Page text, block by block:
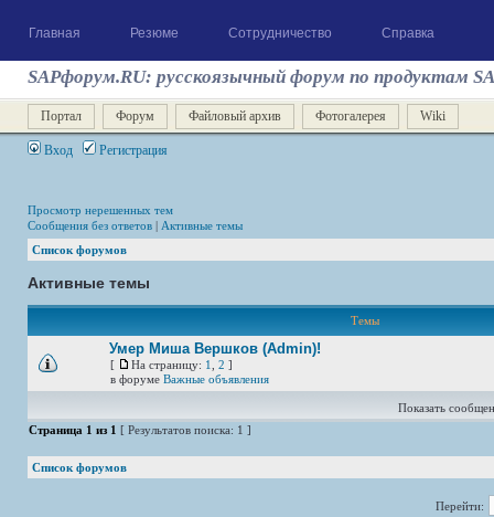
Главная Резюме Сотрудничество Справка
SAPфорум.RU: русскоязычный форум по продуктам
Портал Форум Файловый архив Фотогалерея Wiki
Вход Регистрация
Просмотр нерешенных тем
Сообщения без ответов | Активные темы
Список форумов
Активные темы
Темы
Умер Миша Вершков (Admin)!
[ На страницу: 1 2 ]
в форуме Важные объявления
Показать
Страница 1 из 1 [ Результатов поиска: 1 ]
Список форумов
Перейти: